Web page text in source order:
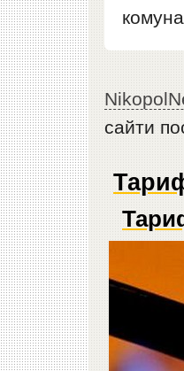
сайти